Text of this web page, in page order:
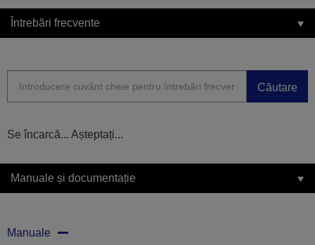
Întrebări frecvente
Căutare
Se încarcă... Așteptați...
Manuale și documentație
Manuale